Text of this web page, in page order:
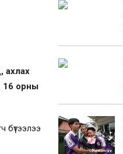
ахлах
16 орны
бүтээлээ